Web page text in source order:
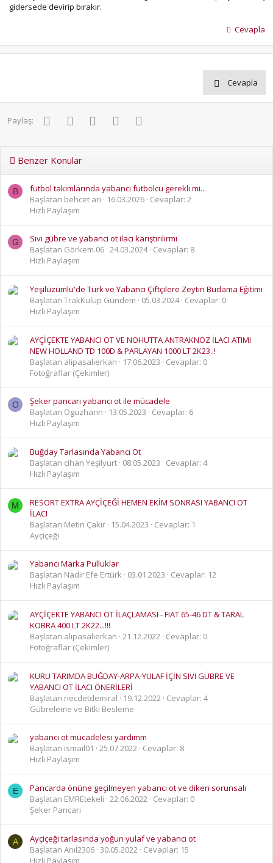
gidersede devirip bırakır.
Cevapla
Cevapla
Paylaş: FacebookTwitter PinterestWhatsApp
Benzer Konular
B
futbol takımlarında yabancı futbolcu gerekli mi...
Başlatan behcet arı
16.03.2026 Cevaplar: 2
Hızlı Paylaşım
G
Sıvı gübre ve yabanci ot ilacı karıştırılırmı
Başlatan Görkem.06 24.03.2024 Cevaplar: 8
Hızlı Paylaşım
Yeşilüzümlü'de Türk ve Yabancı Çiftçilere Zeytin Budama Eğitimi
Başlatan TrakKulüp Gündem
05.03.2024 Cevaplar: 0
Hızlı Paylaşım
AYÇİÇEKTE YABANCI OT VE NOHUTTA ANTRAKNOZ İLACI ATIMI
NEW HOLLAND TD 100D & PARLAYAN 1000 LT 2K23..!
Başlatan alipasalierkan
17.06.2023
Cevaplar: 0
Fotoğraflar (Çekimler)
O
Şeker pancarı yabancı ot ile mücadele
Başlatan Oguzhann
13.05.2023
Cevaplar: 6
Hızlı Paylaşım
Buğday Tarlasında Yabancı Ot
Başlatan cihan Yeşilyurt 08.05.2023
Cevaplar: 4
Hızlı Paylaşım
M
RESORT EXTRA AYÇİÇEĞİ HEMEN EKİM SONRASI YABANCI OT
İLACI
Başlatan Metin Çakır
15.04.2023
Cevaplar: 1
Ayçiçeği
Yabancı Marka Pulluklar
Başlatan Nadir Efe Ertürk
03.01.2023
Cevaplar: 12
Hızlı Paylaşım
AYÇİÇEKTE YABANCI OT İLAÇLAMASI - FIAT 65-46 DT & TARAL
KOBRA 400 LT 2K22...!!!
Başlatan alipasalierkan 21.12.2022 Cevaplar: 0
Fotoğraflar (Çekimler)
KURU TARIMDA BUĞDAY-ARPA-YULAF İÇİN SIVI GÜBRE VE
YABANCI OT İLACI ÖNERİLERİ
Başlatan necdetdemiral
19.12.2022 Cevaplar: 4
Gübreleme ve Bitki Besleme
yabancı ot mücadelesi yardımm
Başlatan ismail01
25.07.2022 Cevaplar: 8
Hızlı Paylaşım
E
Pancarda önüne geçilmeyen yabancı ot ve diken sorunsalı
Başlatan EMREtekeli 22.06.2022 Cevaplar: 0
Şeker Pancarı
A
Ayçiçeği tarlasında yoğun yulaf ve yabancı ot
Başlatan Anıl2306 30.05.2022 Cevaplar: 15
Hızlı Paylaşım